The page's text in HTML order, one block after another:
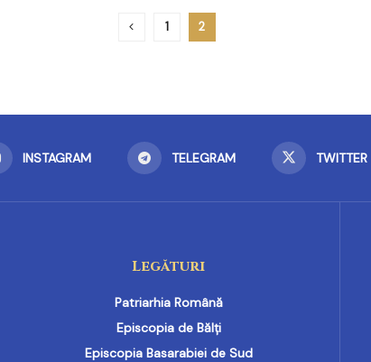
1 2
INSTAGRAM TELEGRAM TWITTER
Legături
Patriarhia Română
Episcopia de Bălți
Episcopia Basarabiei de Sud